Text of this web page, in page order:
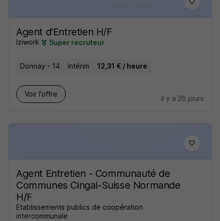
Agent d'Entretien H/F
Iziwork Super recruteur
Donnay - 14 Intérim 12,31 € / heure
Voir l’offre
il y a 26 jours
Agent Entretien - Communauté de
Communes Cingal-Suisse Normande
H/F
Etablissements publics de coopération
intercommunale